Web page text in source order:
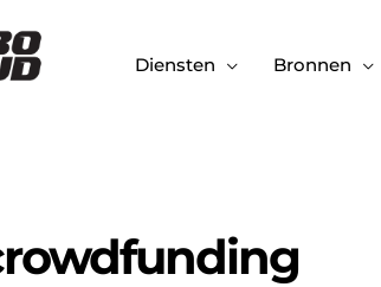
Diensten Bronnen